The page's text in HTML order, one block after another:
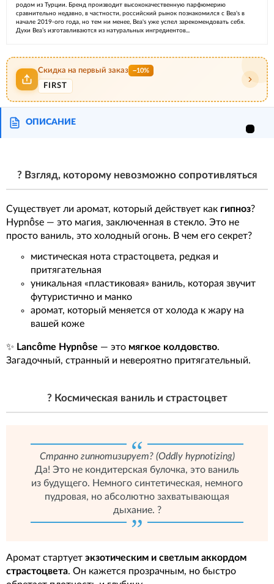
родом из Турции. Бренд производит высококачественную парфюмерию
сравнительно недавно, в частности, российский рынок познакомился с Bea's в
начале 2019-ого года, но тем ни менее, Bea's уже успел зарекомендовать себя.
Духи Bea’s изготавливаются из натуральных ингредиентов...
Скидка на первый заказ −10%
FIRST
ОПИСАНИЕ
? Взгляд, которому невозможно сопротивляться
Существует ли аромат, который действует как гипноз?
Hypnôse — это магия, заключенная в стекло. Это не
просто ваниль, это холодный огонь. В чем его секрет?
мистическая нота страстоцвета, редкая и
притягательная
уникальная «пластиковая» ваниль, которая звучит
футуристично и манко
аромат, который меняется от холода к жару на
вашей коже
✨ Lancôme Hypnôse — это мягкое колдовство.
Загадочный, странный и невероятно притягательный.
? Космическая ваниль и страстоцвет
Странно гипнотизирует? (Oddly hypnotizing)
Да! Это не кондитерская булочка, это ваниль
из будущего. Немного синтетическая, немного
пудровая, но абсолютно захватывающая
дыхание. ?
Аромат стартует экзотическим и светлым аккордом
страстоцвета. Он кажется прозрачным, но быстро